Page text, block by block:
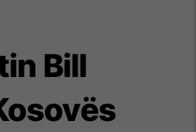
Bill